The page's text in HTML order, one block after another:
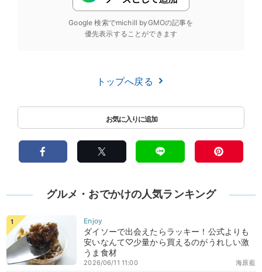
Google 検索でmichill byGMOの記事を
優先表示することができます
トップへ戻る
グルメ・おでかけの人気ランキング
ダイソーで出会えたらラッキー！公式よりも
安いなんて♡少量から買えるのがうれしい激
うま食材
海原藍
2026/06/11 11:00